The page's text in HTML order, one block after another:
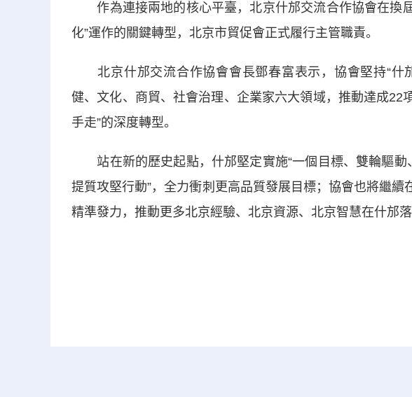
作為連接兩地的核心平臺，北京什邡交流合作協會在換屆
化”運作的關鍵轉型，北京市貿促會正式履行主管職責。
北京什邡交流合作協會會長鄧春富表示，協會堅持“什
健、文化、商貿、社會治理、企業家六大領域，推動達成22
手走”的深度轉型。
站在新的歷史起點，什邡堅定實施“一個目標、雙輪驅動
提質攻堅行動”，全力衝刺更高品質發展目標；協會也將繼
精準發力，推動更多北京經驗、北京資源、北京智慧在什邡